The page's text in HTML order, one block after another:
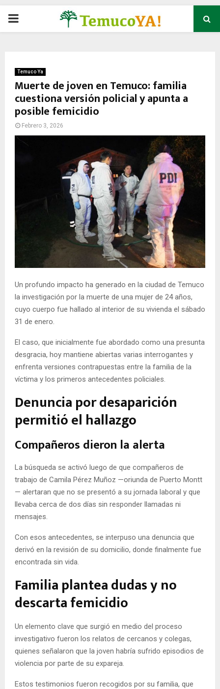
P
M
A
E
U
Temuco Ya
Muerte de joven en Temuco: familia
cuestiona versión policial y apunta a
posible femicidio
Febrero 3, 2026
Un profundo impacto ha generado en la ciudad de Temuco
la investigación por la muerte de una mujer de 24 años,
cuyo cuerpo fue hallado al interior de su vivienda el sábado
31 de enero.
El caso, que inicialmente fue abordado como una presunta
desgracia, hoy mantiene abiertas varias interrogantes y
enfrenta versiones contrapuestas entre la familia de la
víctima y los primeros antecedentes policiales.
Denuncia por desaparición
permitió el hallazgo
Compañeros dieron la alerta
La búsqueda se activó luego de que compañeros de
trabajo de Camila Pérez Muñoz —oriunda de Puerto Montt
— alertaran que no se presentó a su jornada laboral y que
llevaba cerca de dos días sin responder llamadas ni
mensajes.
Con esos antecedentes, se interpuso una denuncia que
derivó en la revisión de su domicilio, donde finalmente fue
encontrada sin vida.
Familia plantea dudas y no
descarta femicidio
Un elemento clave que surgió en medio del proceso
investigativo fueron los relatos de cercanos y colegas,
quienes señalaron que la joven habría sufrido episodios de
violencia por parte de su expareja.
Estos testimonios fueron recogidos por su familia, que